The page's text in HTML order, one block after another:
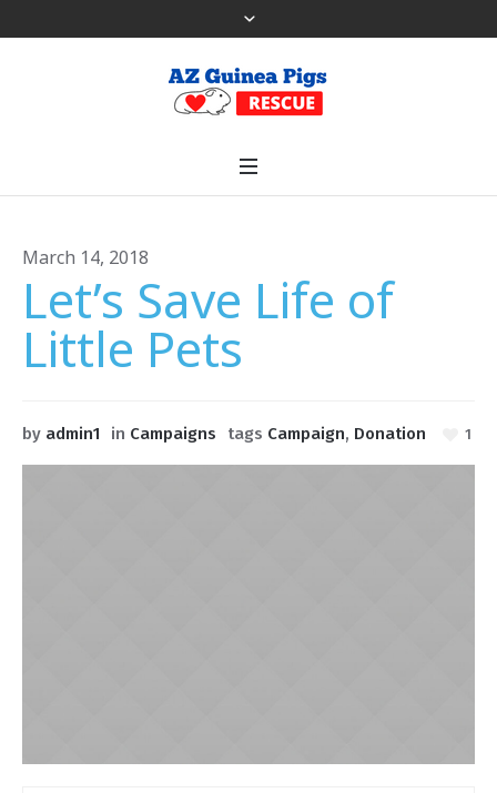
March 14, 2018
Let’s Save Life of
Little Pets
1
by admin1 in Campaigns tags Campaign, Donation